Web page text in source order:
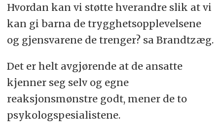
Hvordan kan vi støtte hverandre slik at vi
kan gi barna de trygghetsopplevelsene
og gjensvarene de trenger? sa Brandtzæg.
Det er helt avgjørende at de ansatte
kjenner seg selv og egne
reaksjonsmønstre godt, mener de to
psykologspesialistene.